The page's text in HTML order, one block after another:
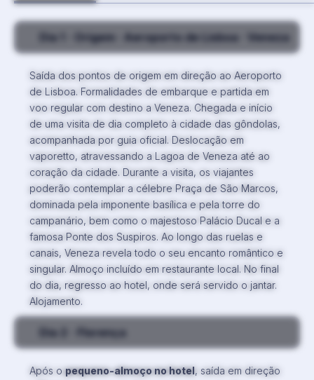
Dia 1 · Origem · Aeroporto de Lisboa · Veneza
Saída dos pontos de origem em direção ao Aeroporto
de Lisboa. Formalidades de embarque e partida em
voo regular com destino a Veneza. Chegada e início
de uma visita de dia completo à cidade das gôndolas,
acompanhada por guia oficial. Deslocação em
vaporetto, atravessando a Lagoa de Veneza até ao
coração da cidade. Durante a visita, os viajantes
poderão contemplar a célebre Praça de São Marcos,
dominada pela imponente basílica e pela torre do
campanário, bem como o majestoso Palácio Ducal e a
famosa Ponte dos Suspiros. Ao longo das ruelas e
canais, Veneza revela todo o seu encanto romântico e
singular. Almoço incluído em restaurante local. No final
do dia, regresso ao hotel, onde será servido o jantar.
Alojamento.
Dia 2 · Florença
Após opequeno-almoço no hotel, saída em direção